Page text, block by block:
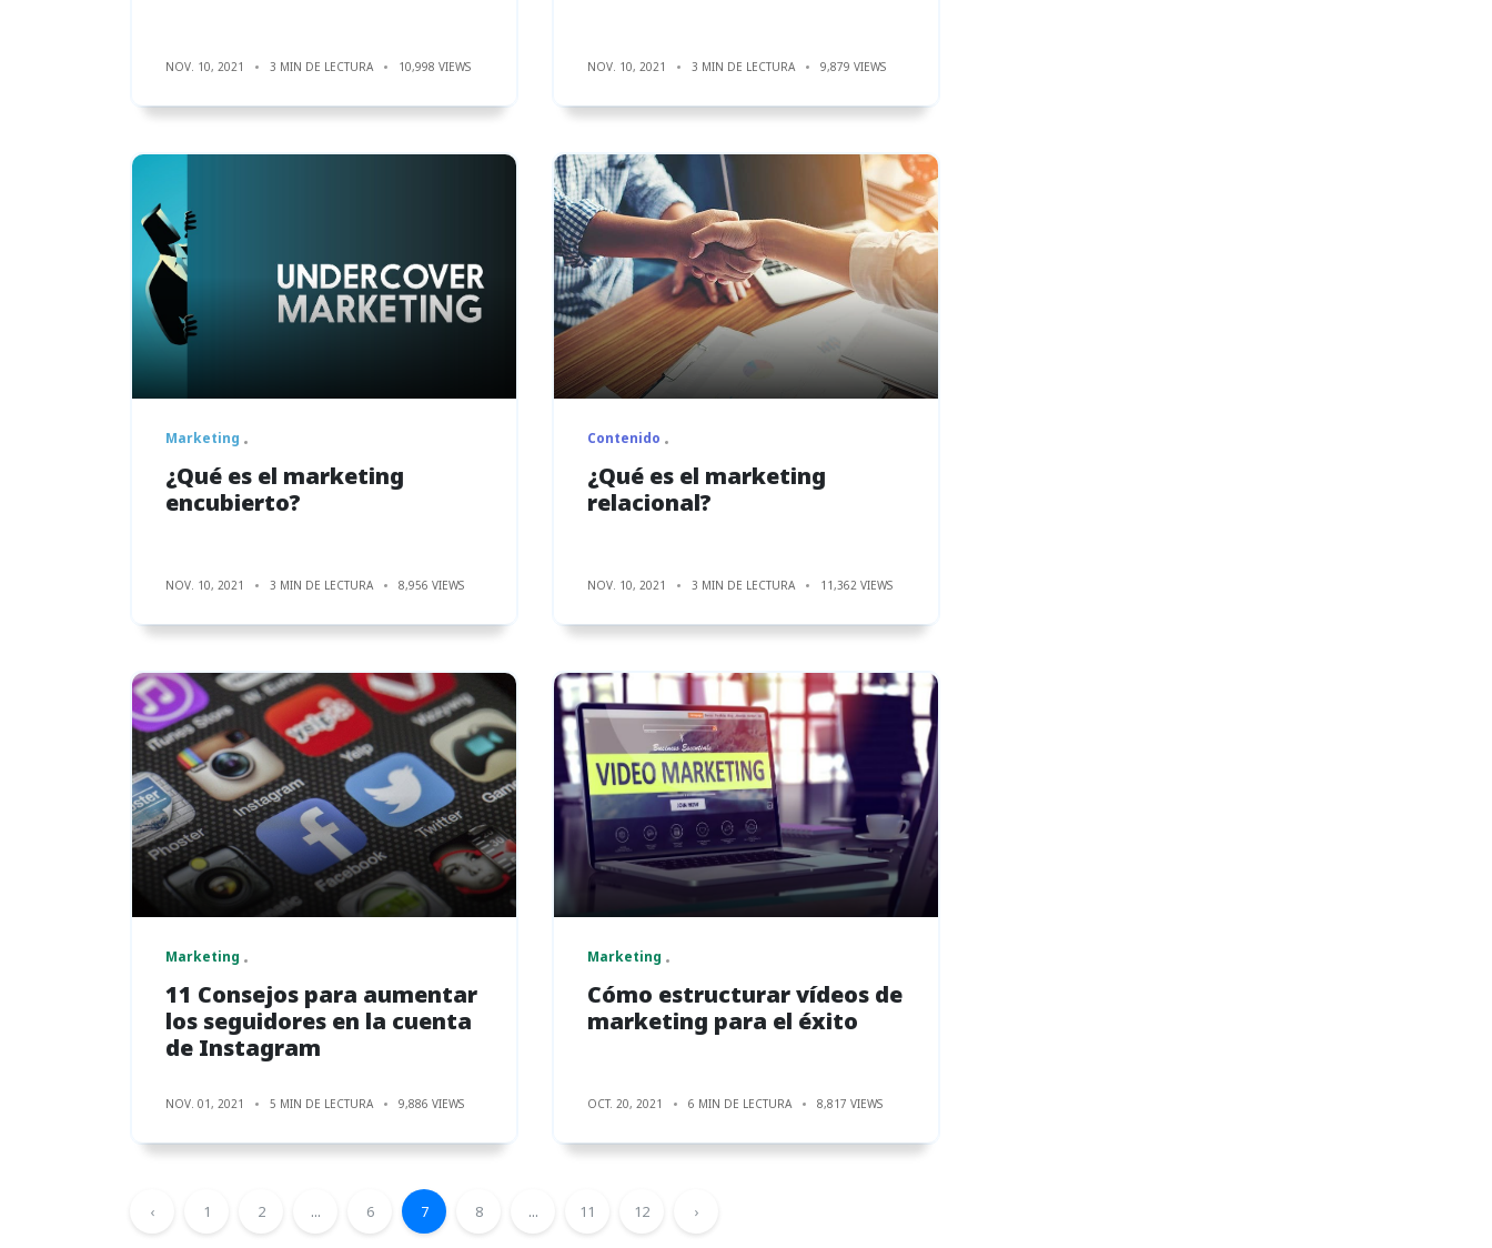
NOV. 10, 2021 3 MIN DE LECTURA 10,998 VIEWS NOV. 10, 2021 3 MIN DE LECTURA 9,879 VIEWS
Marketing
¿Qué es el marketing
encubierto?
NOV. 10, 2021 3 MIN DE LECTURA 8,956 VIEWS
Contenido
¿Qué es el marketing
relacional?
NOV. 10, 2021 3 MIN DE LECTURA 11,362 VIEWS
Marketing
11 Consejos para aumentar
los seguidores en la cuenta
de Instagram
NOV. 01, 2021 5 MIN DE LECTURA 9,886 VIEWS
Marketing
Cómo estructurar vídeos de
marketing para el éxito
OCT. 20, 2021 6 MIN DE LECTURA 8,817 VIEWS
‹ 1 2 ... 6 7 8 ... 11 12 ›